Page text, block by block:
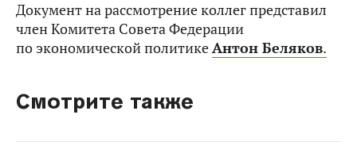
Документ на рассмотрение коллег представил
член Комитета Совета Федерации
по экономической политикеАнтон Беляков.
Смотрите также